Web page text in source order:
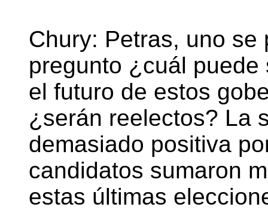
Chury: Petras, uno
pregunto ¿cuál
el futuro de estos
¿serán reelectos? La
demasiado positiva
candidatos sumaron
estas últimas